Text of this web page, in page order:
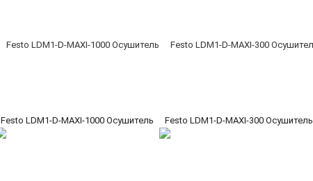
Festo LDM1-D-MAXI-1000 Осушитель Festo LDM1-D-MAXI-300 Осушитель